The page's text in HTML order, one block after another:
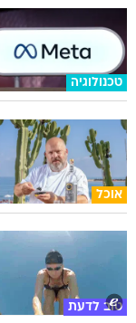
טכנולוגיה
אוכל
טוב לדעת